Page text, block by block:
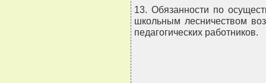
13. Обязанности по
школьным лесничеством
педагогических работников.